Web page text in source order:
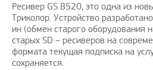
Ресивер GS B520, это одна из
Триколор. Устройство
ин (обмен старого оборудования
старых SD – ресиверов на
формата текущая подписка на
сохраняется.